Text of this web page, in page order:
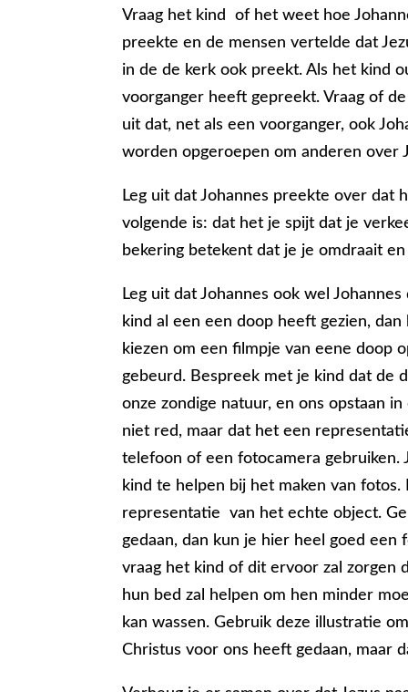
Vraag het kind of het weet hoe
preekte en de mensen vertelde dat
in de de kerk ook preekt. Als het kind
voorganger heeft gepreekt. Vraag of
uit dat, net als een voorganger, ook
worden opgeroepen om anderen over
Leg uit dat Johannes preekte over dat
volgende is: dat het je spijt dat je
bekering betekent dat je je omdraait
Leg uit dat Johannes ook wel
kind al een een doop heeft gezien,
kiezen om een filmpje van eene doop
gebeurd. Bespreek met je kind dat de
onze zondige natuur, en ons opstaan
niet red, maar dat het een
telefoon of een fotocamera
kind te helpen bij het maken van
representatie van het echte object.
gedaan, dan kun je hier heel goed
vraag het kind of dit ervoor zal zorgen
hun bed zal helpen om hen minder
kan wassen. Gebruik deze illustratie
Christus voor ons heeft gedaan, maar